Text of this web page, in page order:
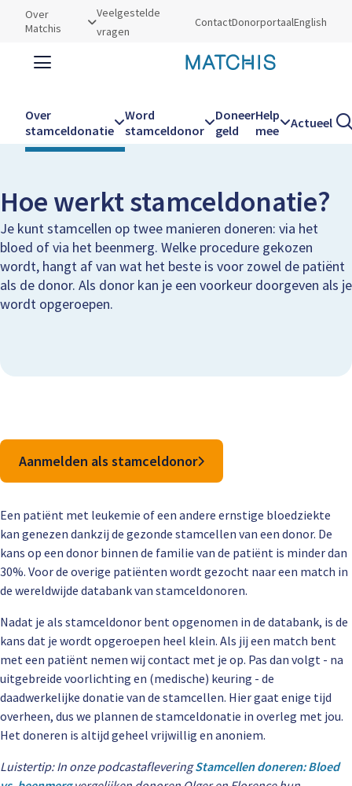
Utilities
Over
Matchis
Veelgestelde
vragen
ContactDonorportaalEnglish
Hoofdnavigatie
Over
stamceldonatie
Word
stamceldonor
Doneer
geld
Help
mee
Actueel
Kruimelpad
Home Over stamceldonatie Hoe werkt stamceldonatie
Hoe werkt stamceldonatie?
Je kunt stamcellen op twee manieren doneren: via het
bloed of via het beenmerg. Welke procedure gekozen
wordt, hangt af van wat het beste is voor zowel de patiënt
als de donor. Als donor kan je een voorkeur doorgeven als je
wordt opgeroepen.
Aanmelden als stamceldonor
Een patiënt met leukemie of een andere ernstige bloedziekte
kan genezen dankzij de gezonde stamcellen van een donor. De
kans op een donor binnen de familie van de patiënt is minder dan
30%. Voor de overige patiënten wordt gezocht naar een match in
de wereldwijde databank van stamceldonoren.
Nadat je als stamceldonor bent opgenomen in de databank, is de
kans dat je wordt opgeroepen heel klein. Als jij een match bent
met een patiënt nemen wij contact met je op. Pas dan volgt - na
uitgebreide voorlichting en (medische) keuring - de
daadwerkelijke donatie van de stamcellen. Hier gaat enige tijd
overheen, dus we plannen de stamceldonatie in overleg met jou.
Het doneren is altijd geheel vrijwillig en anoniem.
Luistertip: In onze podcastafleveringStamcellen doneren: Bloed